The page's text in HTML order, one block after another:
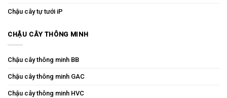
Chậu cây tự tưới iP
CHẬU CÂY THÔNG MINH
Chậu cây thông minh BB
Chậu cây thông minh GAC
Chậu cây thông minh HVC